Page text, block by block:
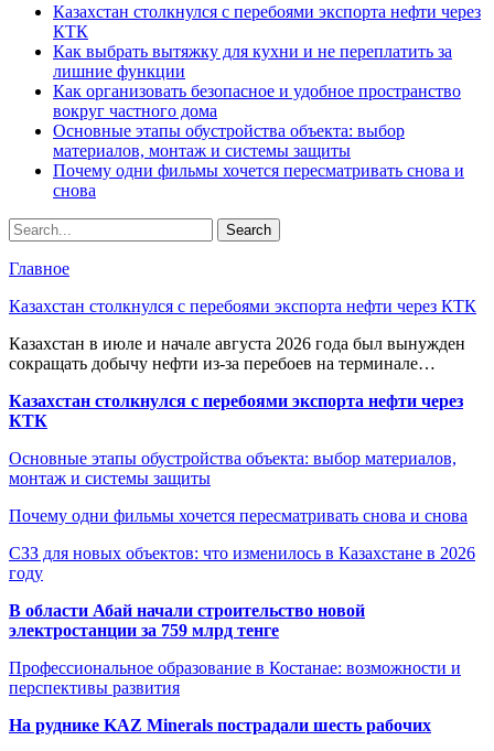
Казахстан столкнулся с перебоями экспорта нефти через
КТК
Как выбрать вытяжку для кухни и не переплатить за
лишние функции
Как организовать безопасное и удобное пространство
вокруг частного дома
Основные этапы обустройства объекта: выбор
материалов, монтаж и системы защиты
Почему одни фильмы хочется пересматривать снова и
снова
Главное
Казахстан столкнулся с перебоями экспорта нефти через КТК
Казахстан в июле и начале августа 2026 года был вынужден
сокращать добычу нефти из-за перебоев на терминале…
Казахстан столкнулся с перебоями экспорта нефти через
КТК
Основные этапы обустройства объекта: выбор материалов,
монтаж и системы защиты
Почему одни фильмы хочется пересматривать снова и снова
СЗЗ для новых объектов: что изменилось в Казахстане в 2026
году
В области Абай начали строительство новой
электростанции за 759 млрд тенге
Профессиональное образование в Костанае: возможности и
перспективы развития
На руднике KAZ Minerals пострадали шесть рабочих